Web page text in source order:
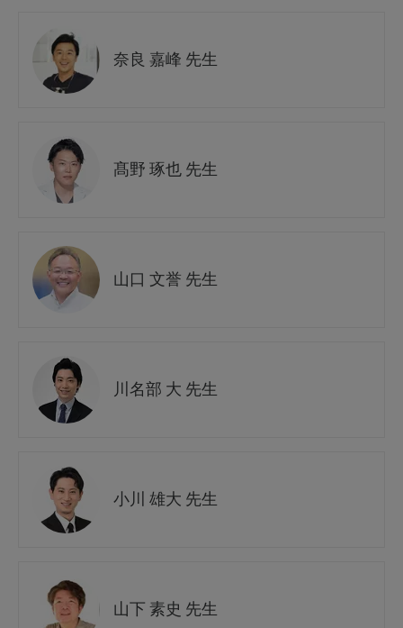
奈良 嘉峰 先生
髙野 琢也 先生
山口 文誉 先生
川名部 大 先生
小川 雄大 先生
山下 素史 先生